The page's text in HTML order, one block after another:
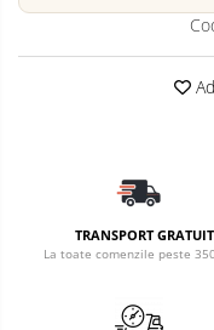
TRANSPORT GRATUIT
La toate comenzile peste